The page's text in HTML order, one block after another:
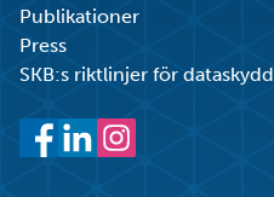
Publikationer
Press
SKB:s riktlinjer för dataskydd